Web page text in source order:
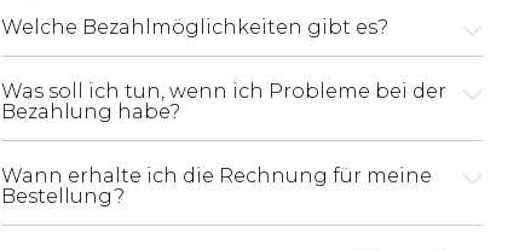
Welche Bezahlmöglichkeiten gibt es?
Was soll ich tun, wenn ich Probleme bei der
Bezahlung habe?
Wann erhalte ich die Rechnung für meine
Bestellung?